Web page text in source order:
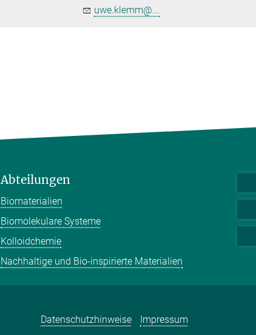
uwe.klemm@...
Abteilungen
Biomaterialien
Biomolekulare Systeme
Kolloidchemie
Nachhaltige und Bio-inspirierte Materialien
Datenschutzhinweise Impressum